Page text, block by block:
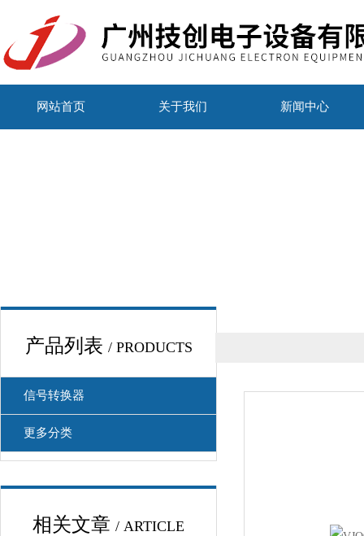
网站首页 关于我们 新闻中心
产品列表 / PRODUCTS
信号转换器
更多分类
相关文章 / ARTICLE